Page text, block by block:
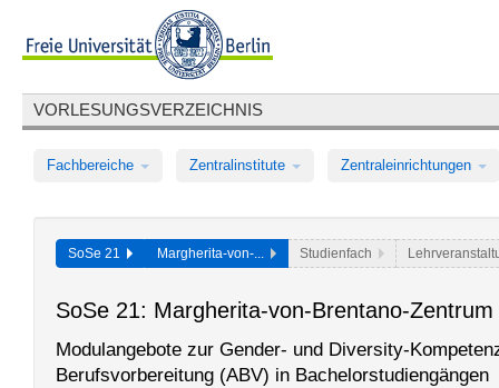
VORLESUNGSVERZEICHNIS
Fachbereiche Zentralinstitute Zentraleinrichtungen
SoSe 21 Margherita-von-... Studienfach
SoSe 21: Margherita-von-Brentano-
Modulangebote zur Gender- und Diversity-
Berufsvorbereitung (ABV) in Bachelorstudiengängen